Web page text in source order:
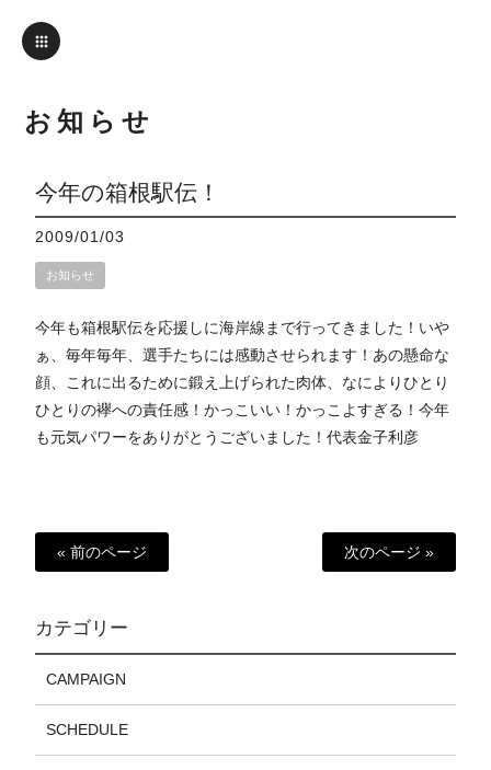
お知らせ
今年の箱根駅伝！
2009/01/03
お知らせ
今年も箱根駅伝を応援しに海岸線まで行ってきました！いや
ぁ、毎年毎年、選手たちには感動させられます！あの懸命な
顔、これに出るために鍛え上げられた肉体、なによりひとり
ひとりの襷への責任感！かっこいい！かっこよすぎる！今年
も元気パワーをありがとうございました！代表金子利彦
« 前のページ 次のページ »
カテゴリー
CAMPAIGN
SCHEDULE